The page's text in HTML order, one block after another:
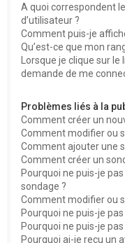
A quoi correspondent
d’utilisateur ?
Comment puis-je
Qu’est-ce que mon
Lorsque je clique sur le
demande de me
Problèmes liés à la
Comment créer un
Comment modifier ou
Comment ajouter une
Comment créer un
Pourquoi ne puis-je
sondage ?
Comment modifier ou
Pourquoi ne puis-je
Pourquoi ne puis-je
Pourquoi ai-je reçu un